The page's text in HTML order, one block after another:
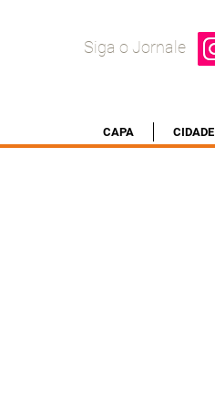
Siga o Jornale
CAPA CIDADE